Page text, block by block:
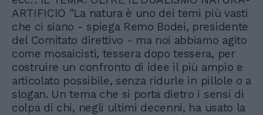
ARTIFICIO "La natura è uno dei temi più vasti
che ci siano - spiega Remo Bodei, presidente
del Comitato direttivo - ma noi abbiamo agito
come mosaicisti, tessera dopo tessera, per
costruire un confronto di idee il più ampio e
articolato possibile, senza ridurle in pillole o a
slogan. Un tema che si porta dietro i sensi di
colpa di chi, negli ultimi decenni, ha usato la